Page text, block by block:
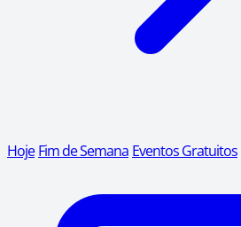
Hoje Fim de Semana Eventos Gratuitos